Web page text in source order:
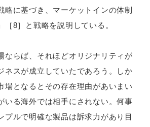
略に基づき、マーケットインの体制
［8］と戦略を説明している。
らば、それほどオリジナリティが
ネスが成立していたであろう。しか
場となるとその存在理由があいまい
いる海外では相手にされない。何事
プルで明確な製品は訴求力があり目